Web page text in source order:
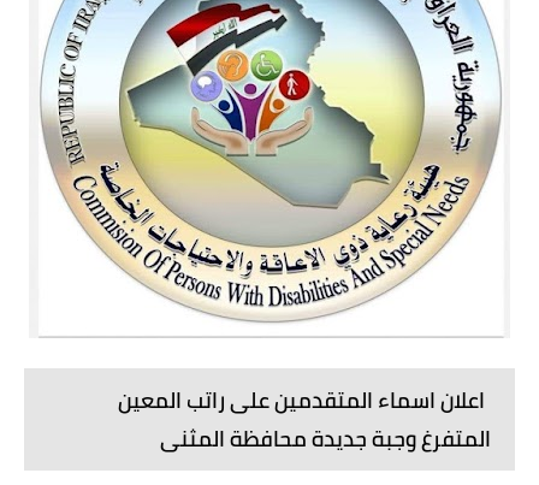
اعلان اسماء المتقدمين على راتب المعين
المتفرغ وجبة جديدة محافظة المثنى